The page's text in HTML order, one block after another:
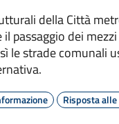
della Città
passaggio dei
le strade comunali
Risposta